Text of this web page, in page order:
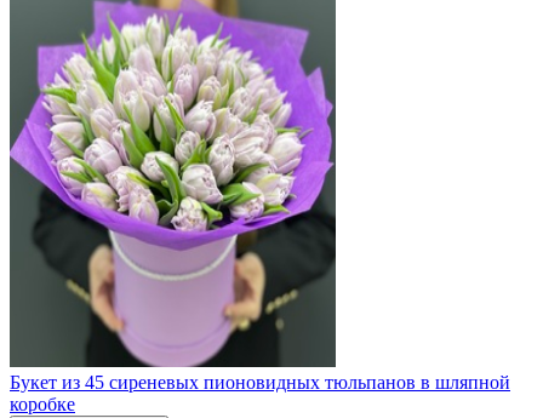
Букет из 45 сиреневых пионовидных тюльпанов в шляпной
коробке